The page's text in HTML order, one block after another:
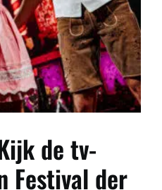
de tv-
Festival der